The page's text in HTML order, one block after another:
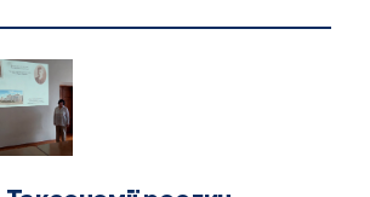
ТЕХНІЧНЕ ЗАБЕЗПЕЧЕННЯ